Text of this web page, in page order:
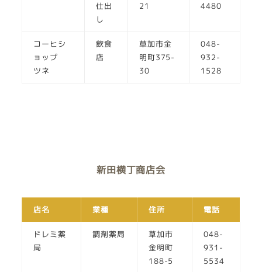
仕出
し
21
4480
コーヒシ
ョップ
ツネ
飲食
店
草加市金
明町375-
30
048-
932-
1528
新田横丁商店会
店名 業種 住所 電話
ドレミ薬
局
調剤薬局
草加市
金明町
188-5
048-
931-
5534